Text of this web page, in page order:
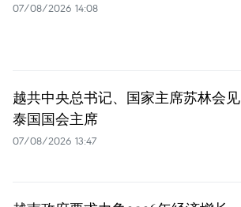
07/08/2026 14:08
越共中央总书记、国家主席苏林会见
泰国国会主席
07/08/2026 13:47